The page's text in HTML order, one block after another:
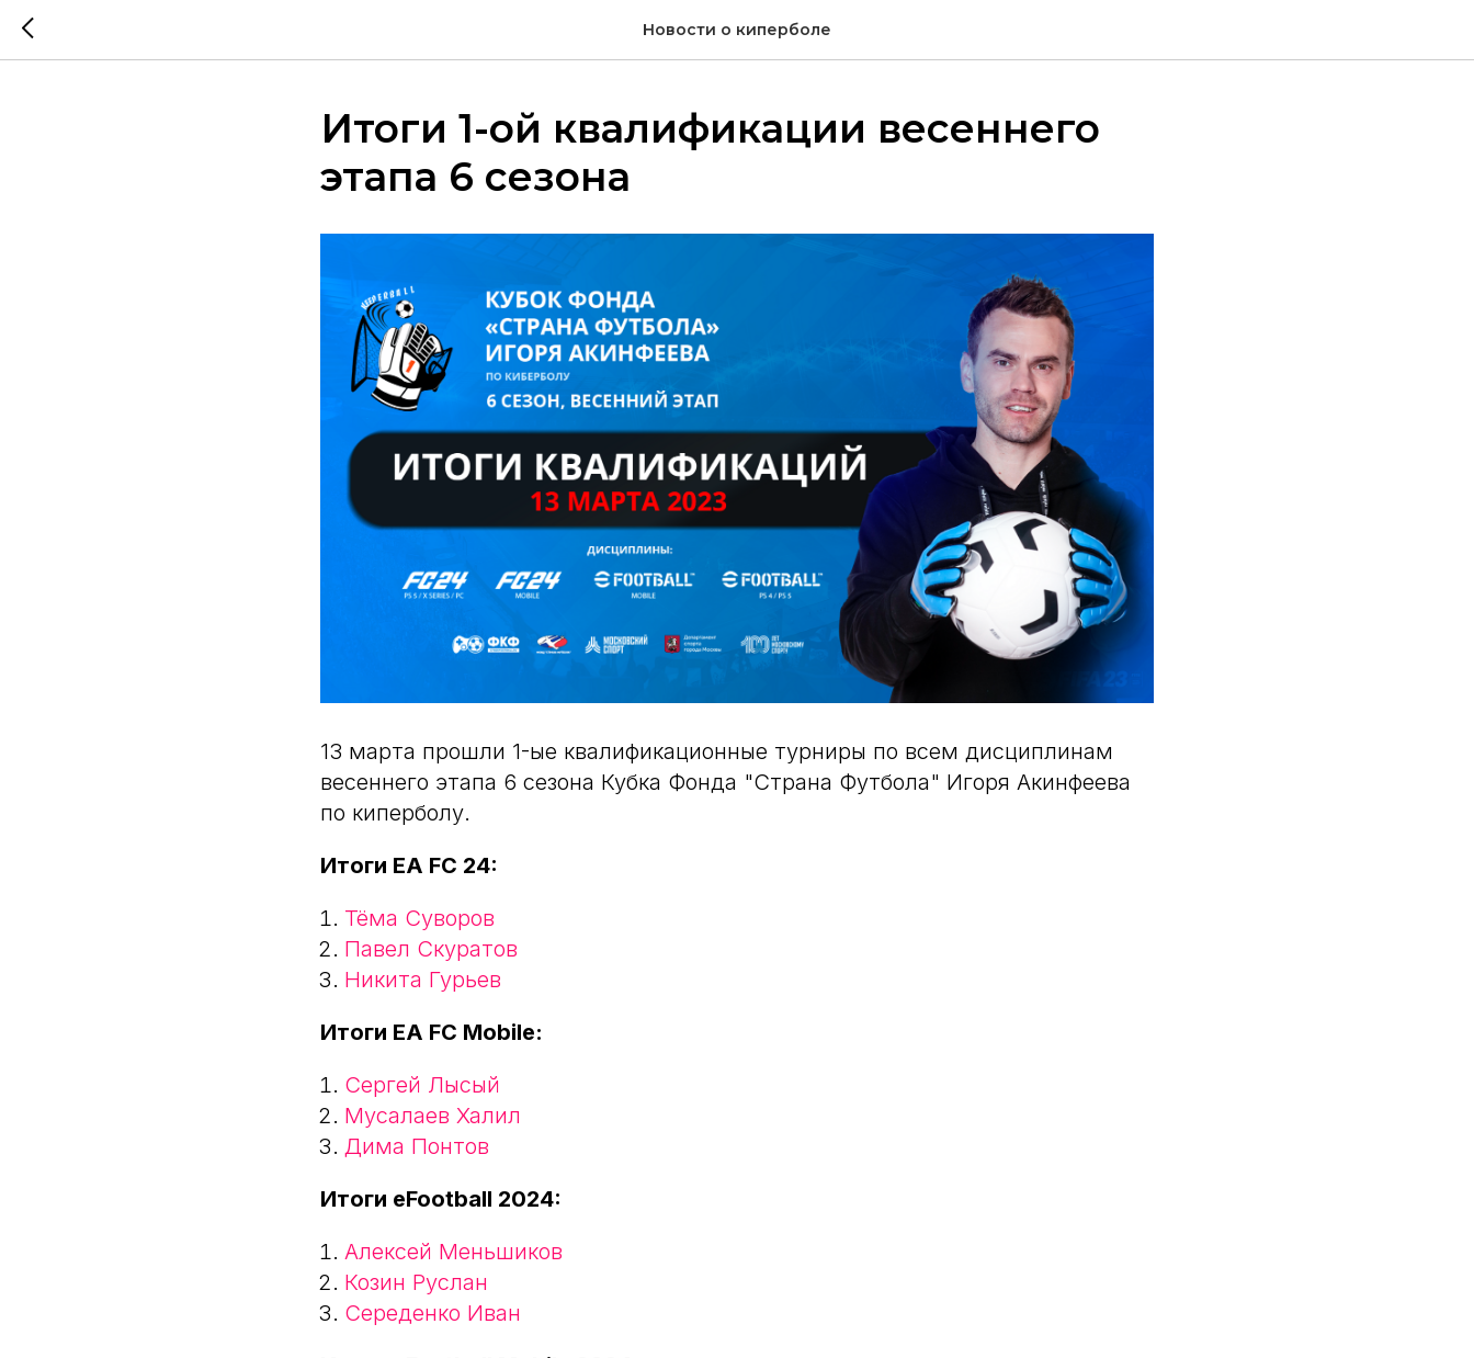
Новости о киперболе
Итоги 1-ой квалификации весеннего
этапа 6 сезона
13 марта прошли 1-ые квалификационные турниры по всем дисциплинам
весеннего этапа 6 сезона Кубка Фонда "Страна Футбола" Игоря Акинфеева
по киперболу.
Итоги EA FC 24:
Тёма Суворов
Павел Скуратов
Никита Гурьев
Итоги EA FC Mobile:
Сергей Лысый
Мусалаев Халил
Дима Понтов
Итоги eFootball 2024:
Алексей Меньшиков
Козин Руслан
Середенко Иван